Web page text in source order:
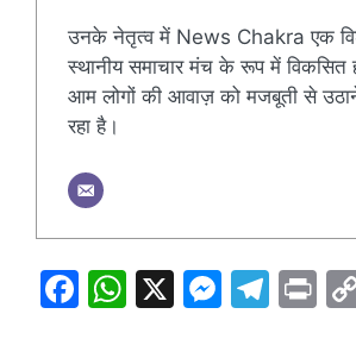
उनके नेतृत्व में News Chakra एक
स्थानीय समाचार मंच के रूप में विकसित
आम लोगों की आवाज़ को मजबूती से
रहा है।
F
W X
M T
Pr